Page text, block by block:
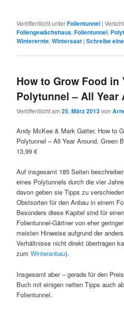
Veröffentlicht unterFolientunnel |
Foliengewächshaus,Folientunnel,
Winterernte,Wintersaat |Schreibe
How to Grow Food in
Polytunnel – All Year
Veröffentlicht am25. März 2013von
Andy McKee & Mark Gatter, How to
Polytunnel – All Year Around, Green
13,99 €
Auf insgesamt 185 Seiten
eines Polytunnels durch die vier
davon geben sie Tipps zu
Obstsorten für den Anbau in einem
Besonders diese Kapitel sind für
Folientunnel-Gärtner von eher
meisten Hinweise aufgrund der
Verhältnisse nicht direkt übertragen
zumWinteranbau).
Insgesamt aber – gerade für den
Buch mit einigen netten Tipps auch
Folientunnel.